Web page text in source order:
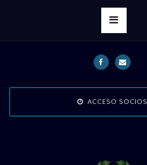
ACCESO SOCIOS